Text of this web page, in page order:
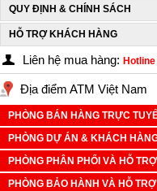
QUY ĐỊNH & CHÍNH SÁCH
HỖ TRỢ KHÁCH HÀNG
Liên hệ mua hàng:
Địa điểm ATM Việt Nam
PHÒNG BÁN HÀNG TRỰC
PHÒNG DỰ ÁN & KHÁCH
PHÒNG PHÂN PHỐI VÀ HỖ
PHÒNG BẢO HÀNH VÀ HỖ